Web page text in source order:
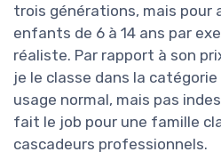
trois générations, mais pour
enfants de 6 à 14 ans par
réaliste. Par rapport à son
je le classe dans la catégorie
usage normal, mais pas
fait le job pour une famille
cascadeurs professionnels.